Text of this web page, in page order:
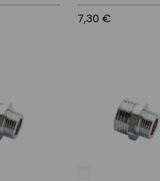
7,30 €